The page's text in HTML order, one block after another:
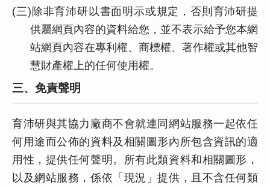
(三)除非育沛研以書面明示或規定，否則育沛研提
供屬網頁內容的資料給您，並不表示給予您本網
站網頁內容在專利權、商標權、著作權或其他智
慧財產權上的任何使用權。
三、免責聲明
育沛研與其協力廠商不會就連同網站服務一起依任
何用途而公佈的資料及相關圖形內所包含資訊的適
用性，提供任何聲明。所有此類資料和相關圖形，
以及網站服務，係依「現況」提供，且不含任何類